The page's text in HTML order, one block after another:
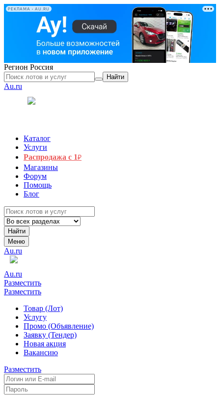
РЕКЛАМА • AU.RU
Регион Россия
Найти
Au.ru
Каталог
Услуги
Распродажа с 1₽
Магазины
Форум
Помощь
Блог
Найти
Меню
Au.ru
Au.ru
Разместить
Разместить
Товар (Лот)
Услугу
Промо (Объявление)
Заявку (Тендер)
Новая акция
Вакансию
Разместить